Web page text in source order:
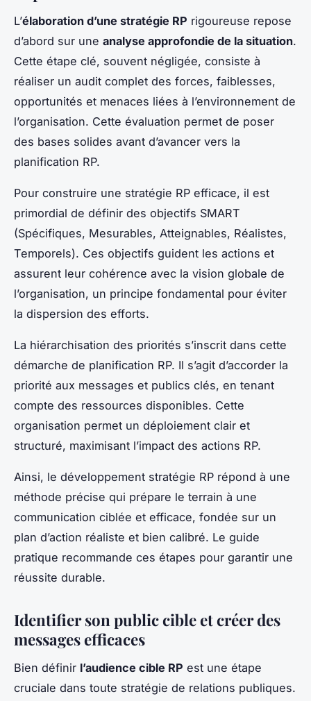
L’élaboration d’une stratégie RP rigoureuse repose
d’abord sur une analyse approfondie de la situation.
Cette étape clé, souvent négligée, consiste à
réaliser un audit complet des forces, faiblesses,
opportunités et menaces liées à l’environnement de
l’organisation. Cette évaluation permet de poser
des bases solides avant d’avancer vers la
planification RP.
Pour construire une stratégie RP efficace, il est
primordial de définir des objectifs SMART
(Spécifiques, Mesurables, Atteignables, Réalistes,
Temporels). Ces objectifs guident les actions et
assurent leur cohérence avec la vision globale de
l’organisation, un principe fondamental pour éviter
la dispersion des efforts.
La hiérarchisation des priorités s’inscrit dans cette
démarche de planification RP. Il s’agit d’accorder la
priorité aux messages et publics clés, en tenant
compte des ressources disponibles. Cette
organisation permet un déploiement clair et
structuré, maximisant l’impact des actions RP.
Ainsi, le développement stratégie RP répond à une
méthode précise qui prépare le terrain à une
communication ciblée et efficace, fondée sur un
plan d’action réaliste et bien calibré. Le guide
pratique recommande ces étapes pour garantir une
réussite durable.
Identifier son public cible et créer des
messages efficaces
Bien définir l’audience cible RP est une étape
cruciale dans toute stratégie de relations publiques.